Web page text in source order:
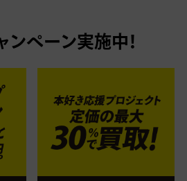
ンペーン実施中！